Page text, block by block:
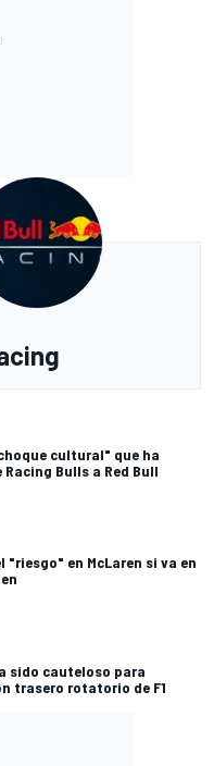
cultural" que ha
Bulls a Red Bull
"riesgo" en McLaren si va en
sido cauteloso para
trasero rotatorio de F1